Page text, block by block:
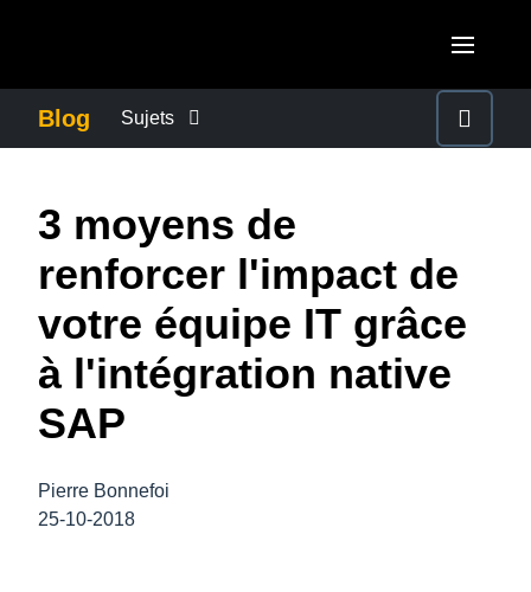
Canada (English)
Canada (Français)
México (Español)
Brasil (Português)
United Kingdom (English)
France (Français)
Deutschland (Deutsch)
Italia (Italiano)
ASIA PACIFIC
Australia (English)
India (English)
Blog Sujets
CONTINUITÉ DES AFFAIRES
CONTRÔLE DES COÛTS DE L’ENTREPRISE
CROISSANCE ET OPTIMISATION
3 moyens de
renforcer l'impact de
votre équipe IT grâce
à l'intégration native
SAP
Pierre Bonnefoi
25-10-2018